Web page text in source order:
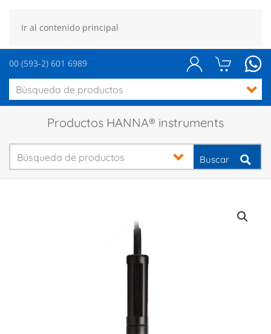
Ir al contenido principal
00 (593-2) 601 6989
Productos HANNA® instruments
Buscar